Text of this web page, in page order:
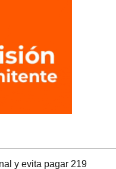
y evita pagar 219